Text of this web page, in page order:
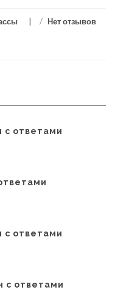
/ Нет отзывов
с ответами
с ответами
с ответами